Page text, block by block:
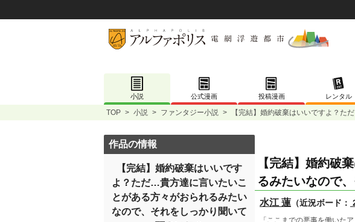
小説 公式漫画 投稿漫画 レンタル
TOP > 小説 > ファンタジー小説 > 【完結】婚約破棄はいいですよ？た
【完結】婚約破
るみたいなので
水江 蓮 （近況ボード：
「ここまでの悪事を働いた
作品の情報
【完結】婚約破棄はいいです
よ？ただ…貴方達に言いたいこ
とがある方々がおられるみたい
なので、それをしっかり聞いて